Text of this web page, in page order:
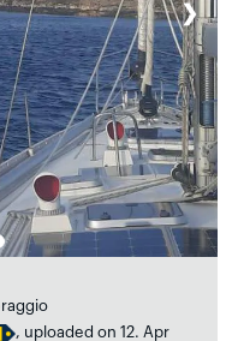
❯
, uploaded on 12. Apr